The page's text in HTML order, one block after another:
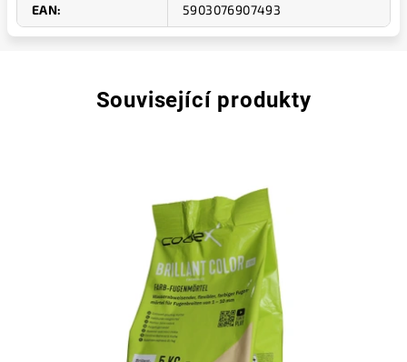
EAN: 5903076907493
Související produkty